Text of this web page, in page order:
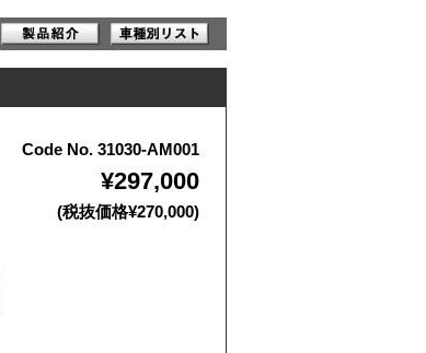
Code No. 31030-AM001
¥297,000
(税抜価格¥270,000)